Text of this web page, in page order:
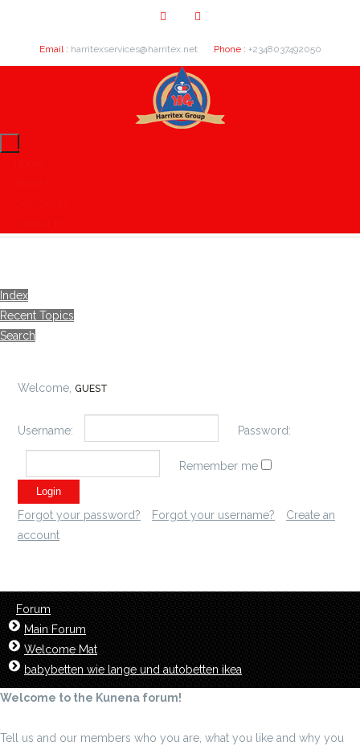
Email : harritexservices@harritex.net Phone : +2348037492050
Index
Recent Topics
Search
Welcome, GUEST
Username: Password:
Remember me
Forgot your password? Forgot your username?
Create an
account
Forum
Main Forum
Welcome Mat
babybetten wie lange und autobetten ikea
Welcome to the Kunena forum!
Tell us and our members who you are, what you like and why you